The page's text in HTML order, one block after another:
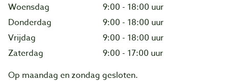
Woensdag
9:00 - 18:00 uur
Donderdag
9:00 - 18:00 uur
Vrijdag
9:00 - 18:00 uur
Zaterdag
9:00 - 17:00 uur
Op maandag en zondag gesloten.